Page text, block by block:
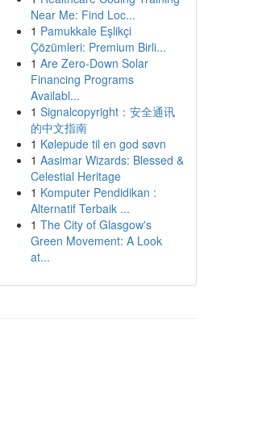
Near Me: Find Loc...
1 Pamukkale Eşlikçi
Çözümleri: Premium Birli...
1 Are Zero-Down Solar
Financing Programs
Availabl...
1 Signalcopyright：安全通讯
的中文指南
1 Kølepude til en god søvn
1 Aasimar Wizards: Blessed &
Celestial Heritage
1 Komputer Pendidikan :
Alternatif Terbaik ...
1 The City of Glasgow's
Green Movement: A Look
at...